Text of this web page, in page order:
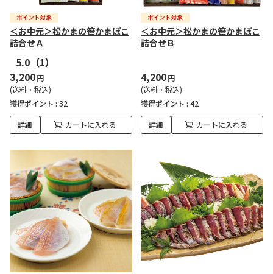
＜お中元＞松かまの笹かまぼこ
詰合せＡ
5.0 （1）
3,200円
(送料・税込)
獲得ポイント : 32
詳細 カートに入れる
＜お中元＞松かまの笹かまぼこ
詰合せＢ
4,200円
(送料・税込)
獲得ポイント : 42
詳細 カートに入れる